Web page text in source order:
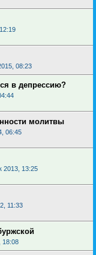
08:23
в депрессию?
молитвы
06:45
2013, 13:25
11:33
18:08